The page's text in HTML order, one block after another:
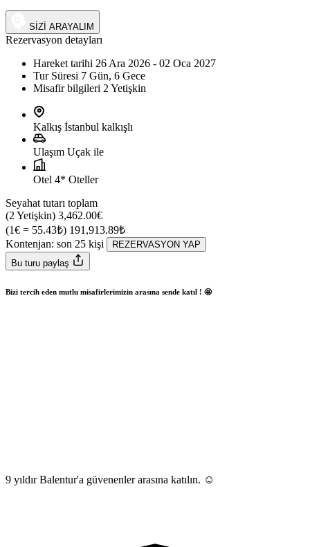
SİZİ ARAYALIM
Rezervasyon detayları
Hareket tarihi 26 Ara 2026 - 02 Oca 2027
Tur Süresi 7 Gün, 6 Gece
Misafir bilgileri 2 Yetişkin
Kalkış İstanbul kalkışlı
Ulaşım Uçak ile
Otel 4* Oteller
Seyahat tutarı toplam
(2 Yetişkin) 3,462.00€
(1€ = 55.43₺) 191,913.89₺
Kontenjan: son 25 kişi
REZERVASYON YAP
Bu turu paylaş
Bizi tercih eden mutlu misafirlerimizin arasına sende katıl ! 🤩
9 yıldır Balentur'a güvenenler arasına katılın. ☺️